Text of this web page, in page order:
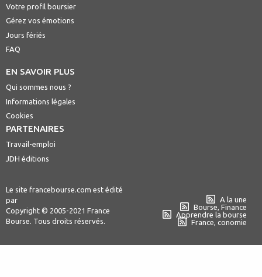
Votre profil boursier
Gérez vos émotions
Jours fériés
FAQ
EN SAVOIR PLUS
Qui sommes nous ?
Informations légales
Cookies
PARTENAIRES
Travail-emploi
JDH éditions
Le site francebourse.com est édité
par
Copyright © 2005-2021 France
Bourse. Tous droits réservés.
A la une
Bourse, Finance
Apprendre la bourse
France, conomie